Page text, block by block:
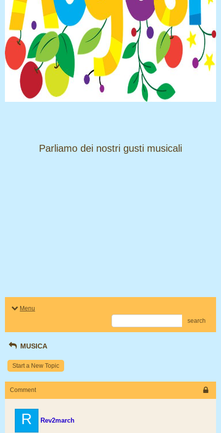
​​​​​​​Parliamo dei nostri gusti musicali
Menu
search
MUSICA
Start a New Topic
Comment
R Rev2march